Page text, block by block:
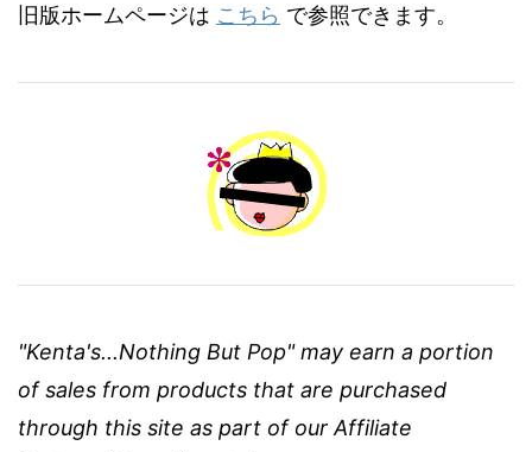
旧版ホームページは こちら で参照できます。
"Kenta's...Nothing But Pop" may earn a portion
of sales from products that are purchased
through this site as part of our Affiliate